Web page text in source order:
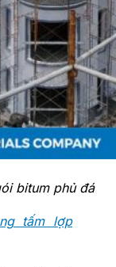
bitum phủ đá
tấm lợp